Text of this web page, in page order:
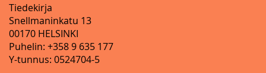
Tiedekirja
Snellmaninkatu 13
00170 HELSINKI
Puhelin: +358 9 635 177
Y-tunnus: 0524704-5